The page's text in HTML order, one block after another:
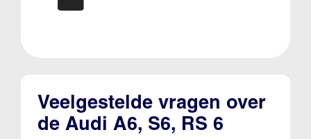
Veelgestelde vragen over
de Audi A6, S6, RS 6